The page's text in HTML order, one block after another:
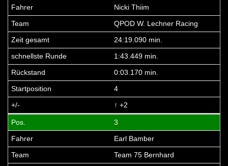
Nicki Thiim
QPOD W. Lechner Racing
24:19.090 min.
1:43.449 min.
0:03.170 min.
4
↑ +2
3
Earl Bamber
Team 75 Bernhard